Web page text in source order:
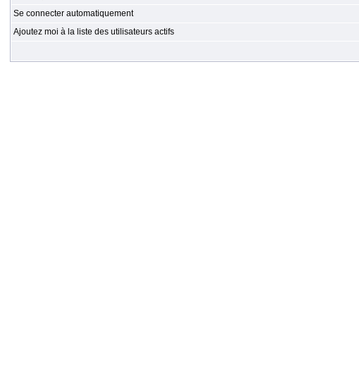
Se connecter automatiquement
Ajoutez moi à la liste des utilisateurs actifs